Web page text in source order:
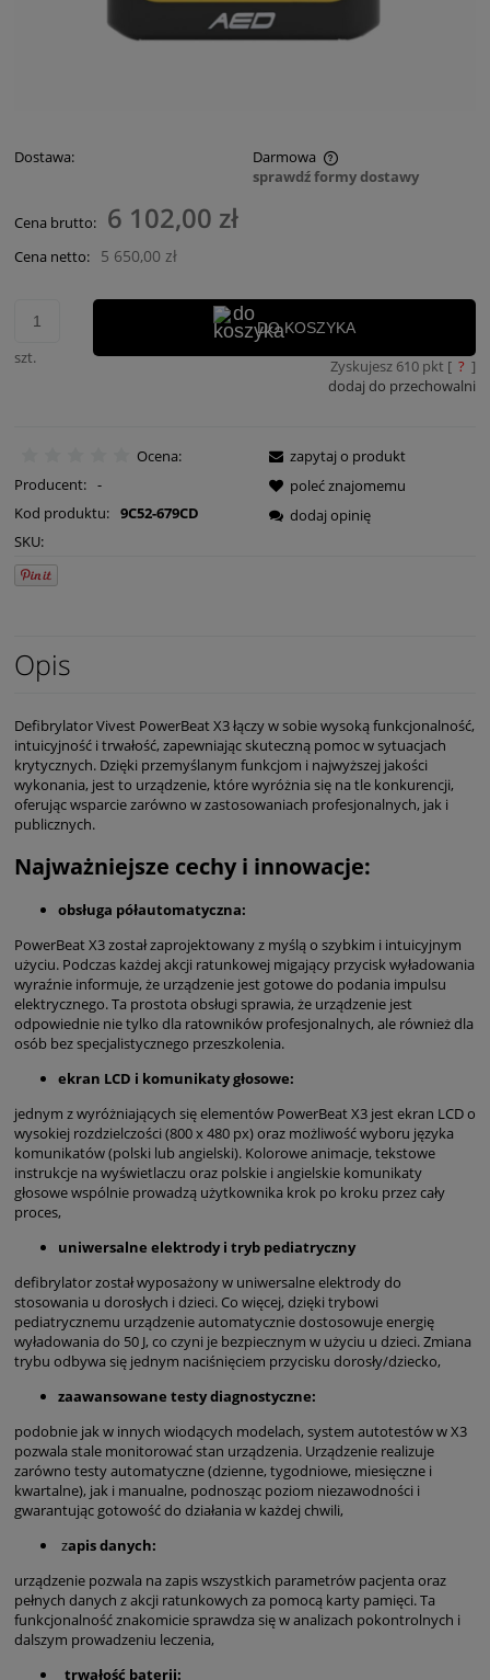
Dostawa:
Darmowa
Cena nie zawiera ewentualnych kosztów płatności
sprawdź formy dostawy
Cena brutto: 6 102,00 zł
Cena netto: 5 650,00 zł
szt.
DO KOSZYKA
Zyskujesz 610pkt [ ? ]
dodaj do przechowalni
Ocena:
Producent: -
Kod produktu: 9C52-679CD
SKU:
zapytaj o produkt
poleć znajomemu
dodaj opinię
Opis
Defibrylator Vivest PowerBeat X3 łączy w sobie wysoką funkcjonalność,
intuicyjność i trwałość, zapewniając skuteczną pomoc w sytuacjach
krytycznych. Dzięki przemyślanym funkcjom i najwyższej jakości
wykonania, jest to urządzenie, które wyróżnia się na tle konkurencji,
oferując wsparcie zarówno w zastosowaniach profesjonalnych, jak i
publicznych.
Najważniejsze cechy i innowacje:
obsługa półautomatyczna:
PowerBeat X3 został zaprojektowany z myślą o szybkim i intuicyjnym
użyciu. Podczas każdej akcji ratunkowej migający przycisk wyładowania
wyraźnie informuje, że urządzenie jest gotowe do podania impulsu
elektrycznego. Ta prostota obsługi sprawia, że urządzenie jest
odpowiednie nie tylko dla ratowników profesjonalnych, ale również dla
osób bez specjalistycznego przeszkolenia.
ekran LCD i komunikaty głosowe:
jednym z wyróżniających się elementów PowerBeat X3 jest ekran LCD o
wysokiej rozdzielczości (800 x 480 px) oraz możliwość wyboru języka
komunikatów (polski lub angielski). Kolorowe animacje, tekstowe
instrukcje na wyświetlaczu oraz polskie i angielskie komunikaty
głosowe wspólnie prowadzą użytkownika krok po kroku przez cały
proces,
uniwersalne elektrody i tryb pediatryczny
defibrylator został wyposażony w uniwersalne elektrody do
stosowania u dorosłych i dzieci. Co więcej, dzięki trybowi
pediatrycznemu urządzenie automatycznie dostosowuje energię
wyładowania do 50 J, co czyni je bezpiecznym w użyciu u dzieci. Zmiana
trybu odbywa się jednym naciśnięciem przycisku dorosły/dziecko,
zaawansowane testy diagnostyczne:
podobnie jak w innych wiodących modelach, system autotestów w X3
pozwala stale monitorować stan urządzenia. Urządzenie realizuje
zarówno testy automatyczne (dzienne, tygodniowe, miesięczne i
kwartalne), jak i manualne, podnosząc poziom niezawodności i
gwarantując gotowość do działania w każdej chwili,
zapis danych:
urządzenie pozwala na zapis wszystkich parametrów pacjenta oraz
pełnych danych z akcji ratunkowych za pomocą karty pamięci. Ta
funkcjonalność znakomicie sprawdza się w analizach pokontrolnych i
dalszym prowadzeniu leczenia,
trwałość baterii: